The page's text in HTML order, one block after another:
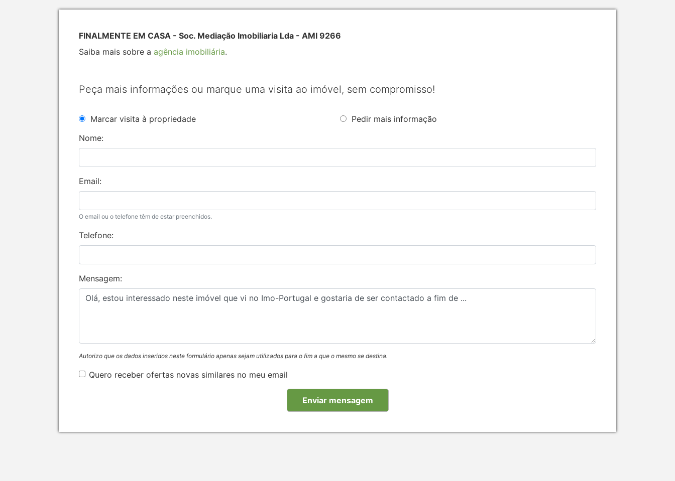
FINALMENTE EM CASA - Soc. Mediação Imobiliaria Lda - AMI 9266
Saiba mais sobre a agência imobiliária.
Peça mais informações ou marque uma visita ao imóvel, sem compromisso!
Marcar visita à propriedade
Pedir mais informação
Nome:
Email:
O email ou o telefone têm de estar preenchidos.
Telefone:
Mensagem:
Autorizo que os dados inseridos neste formulário apenas sejam utilizados para o fim a que o mesmo se destina.
Quero receber ofertas novas similares no meu email